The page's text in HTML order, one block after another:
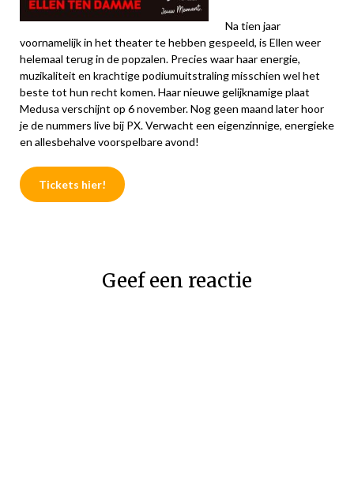
Na tien jaar
voornamelijk in het theater te hebben gespeeld, is Ellen weer
helemaal terug in de popzalen. Precies waar haar energie,
muzikaliteit en krachtige podiumuitstraling misschien wel het
beste tot hun recht komen. Haar nieuwe gelijknamige plaat
Medusa verschijnt op 6 november. Nog geen maand later hoor
je de nummers live bij PX. Verwacht een eigenzinnige, energieke
en allesbehalve voorspelbare avond!
Tickets hier!
Geef een reactie